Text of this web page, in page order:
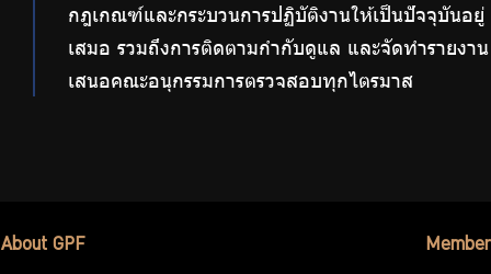
กฎเกณฑ์และกระบวนการปฏิบัติงานให้เป็นปัจจุบันอยู่
เสมอ รวมถึงการติดตามกำกับดูแล และจัดทำรายงาน
เสนอคณะอนุกรรมการตรวจสอบทุกไตรมาส
About GPF Member